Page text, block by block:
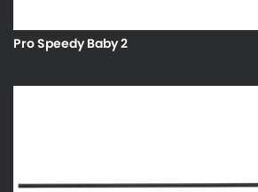
Pro Speedy Baby 2